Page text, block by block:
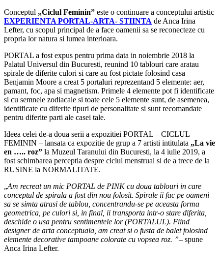
Conceptul „Ciclul Feminin” este o continuare a conceptului artistic
EXPERIENTA PORTAL-ARTA- STIINTA de Anca Irina
Lefter, cu scopul principal de a face oamenii sa se reconecteze cu
propria lor natura si lumea interioara.
PORTAL a fost expus pentru prima data in noiembrie 2018 la
Palatul Universul din Bucuresti, reunind 10 tablouri care aratau
spirale de diferite culori si care au fost pictate folosind casa
Benjamin Moore a creat 5 portaluri reprezentand 5 elemente: aer,
pamant, foc, apa si magnetism. Primele 4 elemente pot fi identificate
si cu semnele zodiacale si toate cele 5 elemente sunt, de asemenea,
identificate cu diferite tipuri de personalitate si sunt recomandate
pentru diferite parti ale casei tale.
Ideea celei de-a doua serii a expozitiei PORTAL – CICLUL
FEMININ – lansata ca expozitie de grup a 7 artisti intitulata „La vie
en ….. roz” la Muzeul Taranului din Bucuresti, la 4 iulie 2019, a
fost schimbarea perceptia despre ciclul menstrual si de a trece de la
RUSINE la NORMALITATE.
„Am recreat un mic PORTAL de PINK cu doua tablouri in care
conceptul de spirala a fost din nou folosit. Spirale ii fac pe oameni
sa se simta atrasi de tablou, concentrandu-se pe aceasta forma
geometrica, pe culori si, in final, ii transporta intr-o stare diferita,
deschide o usa pentru sentimentele lor (PORTALUL). Fiind
designer de arta conceptuala, am creat si o fusta de balet folosind
elemente decorative tampoane colorate cu vopsea roz. ”– spune
Anca Irina Lefter.